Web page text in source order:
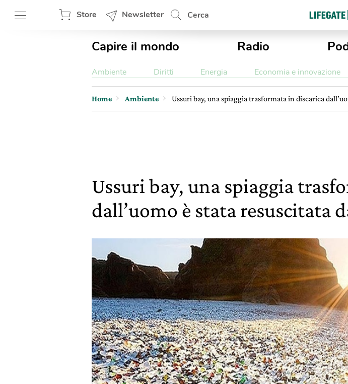
Store Newsletter Cerca
Capire il mondo Radio
Ambiente Diritti Energia Economia e innovazione
Home Ambiente Ussuri bay, una spiaggia trasformata in discarica
Ussuri bay, una spiaggia
dall’uomo è stata resuscitata